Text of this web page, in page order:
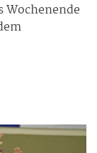
Wochenende